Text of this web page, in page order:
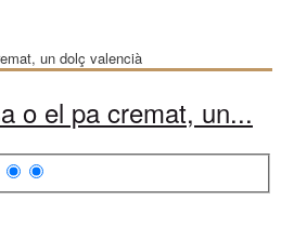
o el pa cremat, un...